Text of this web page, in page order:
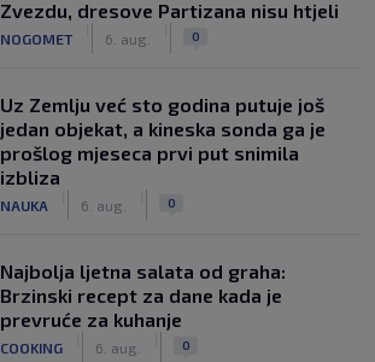
Zvezdu, dresove Partizana nisu htjeli
NOGOMET 6. aug. 0
Uz Zemlju već sto godina putuje još
jedan objekat, a kineska sonda ga je
prošlog mjeseca prvi put snimila
izbliza
NAUKA 6. aug. 0
Najbolja ljetna salata od graha:
Brzinski recept za dane kada je
prevruće za kuhanje
COOKING 6. aug. 0